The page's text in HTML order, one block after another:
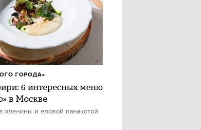
6 интересных меню
в Москве
оленины и еловой панакотой
ГОРОДА»